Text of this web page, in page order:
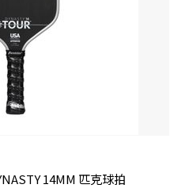
14MM 匹克球拍